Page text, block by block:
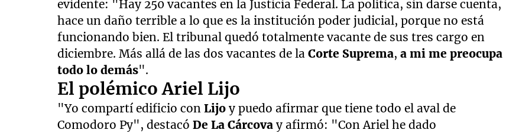
8
minutes,
59
secondsVolume
90%
evidente: "Hay 250 vacantes en la Justicia Federal. La política, sin darse cuenta,
hace un daño terrible a lo que es la institución poder judicial, porque no está
funcionando bien. El tribunal quedó totalmente vacante de sus tres cargo en
diciembre. Más allá de las dos vacantes de laCorte Suprema,a mi me preocupa
todo lo demás".
El polémico Ariel Lijo
"Yo compartí edificio conLijoy puedo afirmar que tiene todo el aval de
Comodoro Py", destacóDe La Cárcovay afirmó: "Con Ariel he dado